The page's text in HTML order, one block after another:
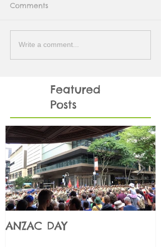
Comments
Write a comment...
Featured
Posts
ANZAC DAY